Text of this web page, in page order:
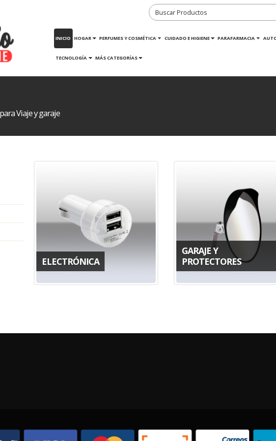
INICIO HOGAR PERFUMES Y COSMÉTICA CUIDADO E HIGIENE PARAFARMACIA
TECNOLOGÍA MÁS CATEGORÍAS
Viaje y garaje
ELECTRÓNICA
GARAJE Y
PROTECTORES